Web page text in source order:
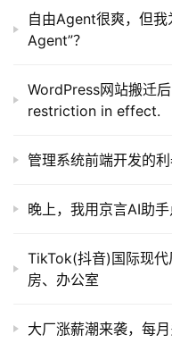
自由Agent很爽，但我
Agent”？
WordPress网站搬迁
restriction in effect.
管理系统前端开发的
晚上，我用京言AI助
TikTok(抖音)国际现
房、办公室
大厂涨薪潮来袭，每